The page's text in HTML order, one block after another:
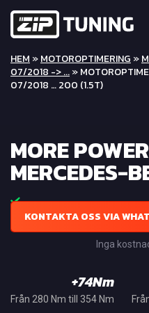
HEM »MOTOROPTIMERING »
07/2018 -> ...»
07/2018 … 200 (1.5T)
MORE
MERCEDES-
KONTAKTA OSS VIA
Inga
+74Nm
Från 280 Nm till 354 Nm